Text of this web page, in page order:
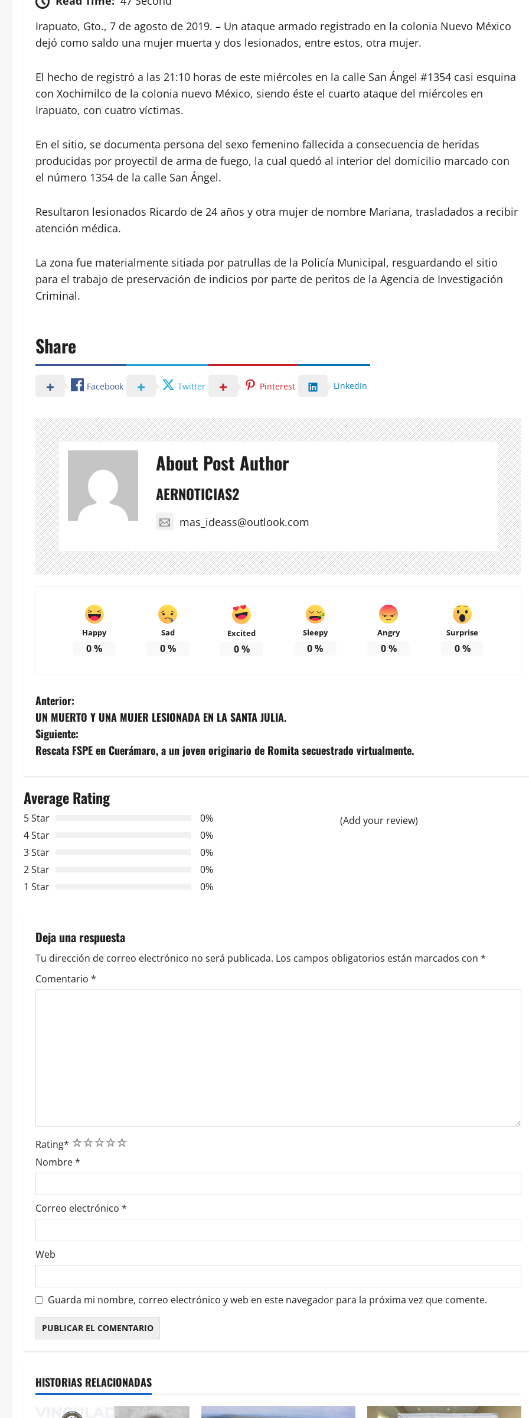
Irapuato, Gto., 7 de agosto de 2019. – Un ataque armado registrado en la colonia Nuevo México
dejó como saldo una mujer muerta y dos lesionados, entre estos, otra mujer.
El hecho de registró a las 21:10 horas de este miércoles en la calle San Ángel #1354 casi esquina
con Xochimilco de la colonia nuevo México, siendo éste el cuarto ataque del miércoles en
Irapuato, con cuatro víctimas.
En el sitio, se documenta persona del sexo femenino fallecida a consecuencia de heridas
producidas por proyectil de arma de fuego, la cual quedó al interior del domicilio marcado con
el número 1354 de la calle San Ángel.
Resultaron lesionados Ricardo de 24 años y otra mujer de nombre Mariana, trasladados a recibir
atención médica.
La zona fue materialmente sitiada por patrullas de la Policía Municipal, resguardando el sitio
para el trabajo de preservación de indicios por parte de peritos de la Agencia de Investigación
Criminal.
Share
Facebook Twitter Pinterest LinkedIn
About Post Author
AERNOTICIAS2
mas_ideass@outlook.com
Happy
0%
Sad
0%
Excited
0%
Sleepy
0%
Angry
0%
Surprise
0%
N
a
v
g
a
c
i
n
d
e
d
a
s
Anterior:
UN MUERTO Y UNA MUJER LESIONADA EN LA SANTA JULIA.
Siguiente:
Rescata FSPE en Cuerámaro, a un joven originario de Romita secuestrado virtualmente.
Average Rating
5 Star
0%
4 Star
0%
3 Star
0%
2 Star
0%
1 Star
0%
(Add your review)
Deja una respuesta
Tu dirección de correo electrónico no será publicada. Los campos obligatorios están marcados con *
Comentario *
Rating* 5
4
3
2
1
Nombre*
Correo electrónico *
Web
Guarda mi nombre, correo electrónico y web en este navegador para la próxima vez que comente.
HISTORIAS RELACIONADAS